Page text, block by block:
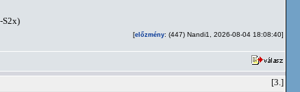
S2x)
[előzmény: (447) Nandi1, 2026-08-04 18:08:40]
[3.]